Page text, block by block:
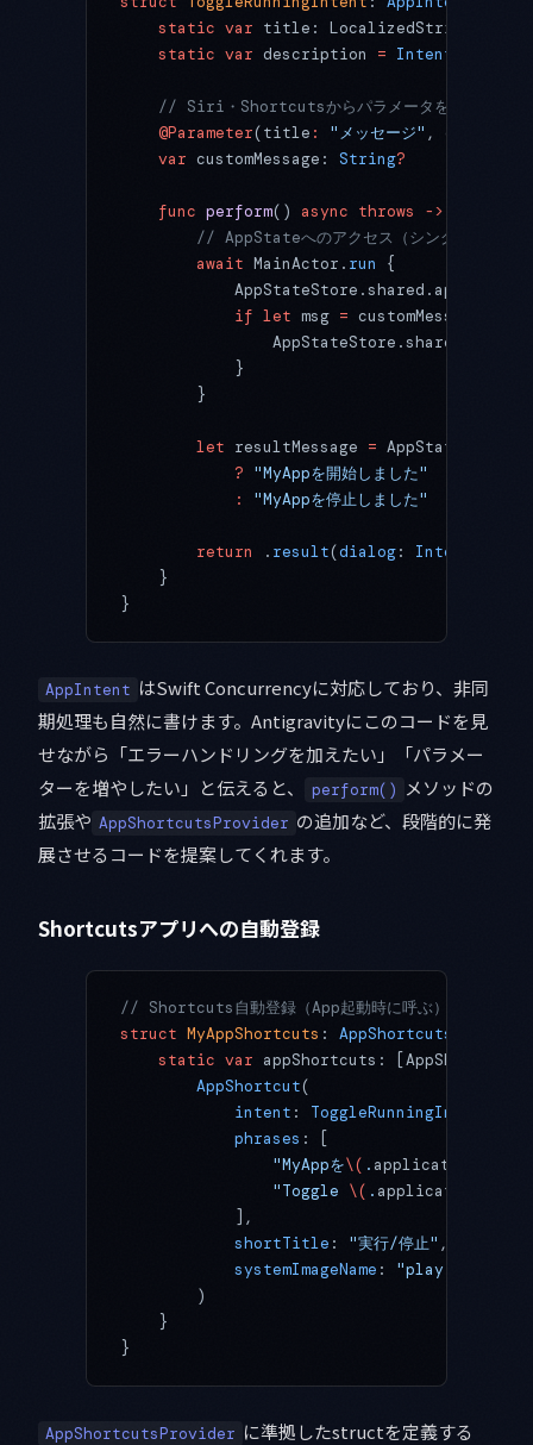
    static
var title:
    static
var description =
    // Siri・Shortcutsからパラメータを受け取る例
    @Parameter
(title : "メッセージ" ,
    var
customMessage: String?
    func
perform() async throws ->
// AppStateへのアクセス（シングルトンを使
        await
MainActor. run
{
            AppStateStore.shared.appState.
            if
let msg = customMessage {
            }
        }
        let
resultMessage =
            ?
"MyAppを開始しました"
            :
"MyAppを停止しました"
        return
. result(dialog: IntentDialog
    }
}
AppIntent はSwift Concurrencyに対応しており、非同
期処理も自然に書けます。Antigravityにこのコードを見
せながら「エラーハンドリングを加えたい」「パラメー
ターを増やしたい」と伝えると、
perform() メソッドの
拡張や AppShortcutsProvider の追加など、段階的に発
展させるコードを提案してくれます。
Shortcutsアプリへの自動登録
// Shortcuts自動登録（App起動時に呼ぶ）
struct MyAppShortcuts :
    static
var appShortcuts: [AppShortcut]
        AppShortcut
(
            intent
: ToggleRunningIntent
            phrases
: [
                "MyAppを
\( . applicationName
                "Toggle
\( . applicationName
            ],
            shortTitle
: "実行/停止" ,
            systemImageName
:
        )
    }
}
AppShortcutsProvider に準拠したstructを定義する